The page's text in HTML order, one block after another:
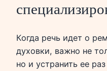
Когда речь идет о
духовки, важно не
но и устранить ее раз